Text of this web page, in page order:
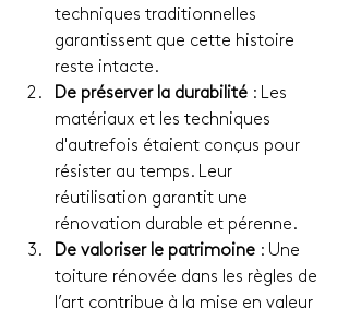
techniques traditionnelles
garantissent que cette histoire
reste intacte.
De préserver la durabilité : Les
matériaux et les techniques
d'autrefois étaient conçus pour
résister au temps. Leur
réutilisation garantit une
rénovation durable et pérenne.
De valoriser le patrimoine : Une
toiture rénovée dans les règles de
l’art contribue à la mise en valeur